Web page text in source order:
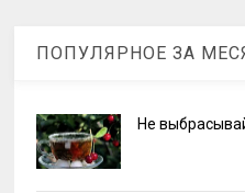
ПОПУЛЯРНОЕ ЗА
Не